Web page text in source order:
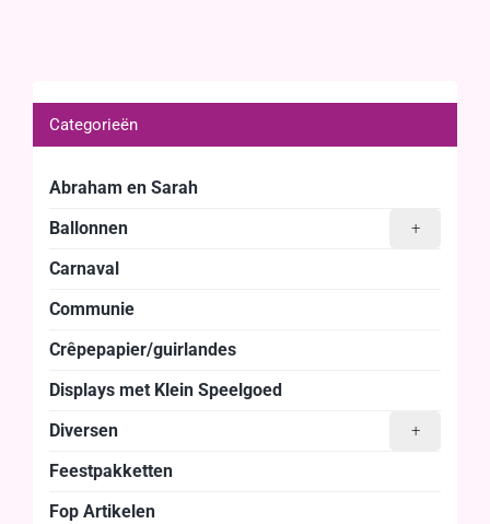
Categorieën
Abraham en Sarah
+
Ballonnen
Carnaval
Communie
Crêpepapier/guirlandes
Displays met Klein Speelgoed
+
Diversen
Feestpakketten
Fop Artikelen